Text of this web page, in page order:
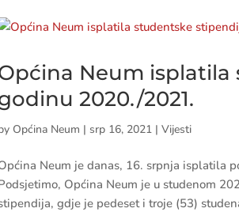
Neum
2020./2021.
Općina Neum | srp 16, 2021 |Vijesti
Neum je danas, 16. srpnja isplatila
Općina Neum je u studenom
gdje je pedeset i troje (53)